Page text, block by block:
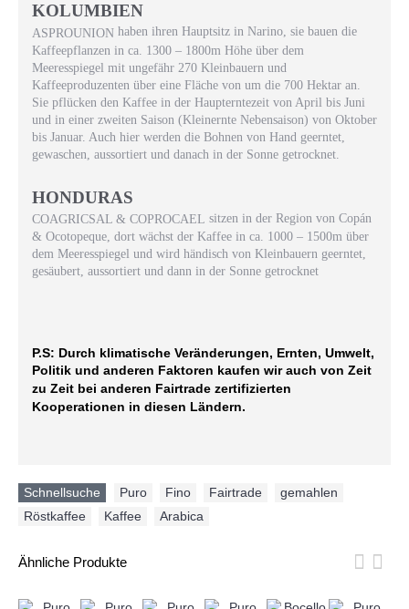
KOLUMBIEN
ASPROUNION haben ihren Hauptsitz in Narino, sie bauen die
Kaffeepflanzen in ca. 1300 – 1800m Höhe über dem
Meeresspiegel mit ungefähr 270 Kleinbauern und
Kaffeeproduzenten über eine Fläche von um die 700 Hektar an.
Sie pflücken den Kaffee in der Haupterntezeit von April bis Juni
und in einer zweiten Saison (Kleinernte Nebensaison) von Oktober
bis Januar. Auch hier werden die Bohnen von Hand geerntet,
gewaschen, aussortiert und danach in der Sonne getrocknet.
HONDURAS
COAGRICSAL & COPROCAEL sitzen in der Region von Copán
& Ocotopeque, dort wächst der Kaffee in ca. 1000 – 1500m über
dem Meeresspiegel und wird händisch von Kleinbauern geerntet,
gesäubert, aussortiert und dann in der Sonne getrocknet
P.S: Durch klimatische Veränderungen, Ernten, Umwelt,
Politik und anderen Faktoren kaufen wir auch von Zeit
zu Zeit bei anderen Fairtrade zertifizierten
Kooperationen in diesen Ländern.
Schnellsuche Puro Fino Fairtrade gemahlen
Röstkaffee
Kaffee Arabica
Ähnliche Produkte